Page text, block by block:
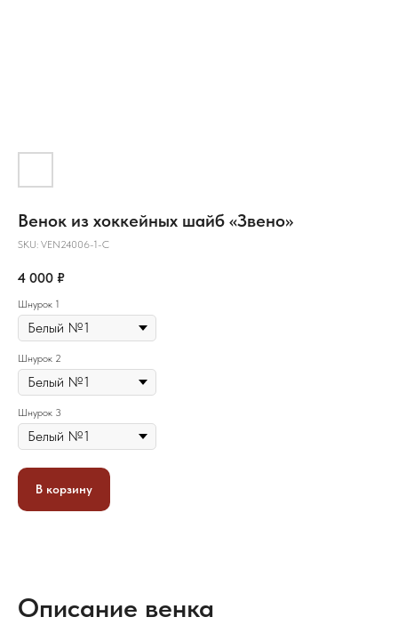
Венок из хоккейных шайб «Звено»
SKU: VEN24006-1-С
4 000 ₽
Шнурок 1
Шнурок 2
Шнурок 3
В корзину
Описание венка